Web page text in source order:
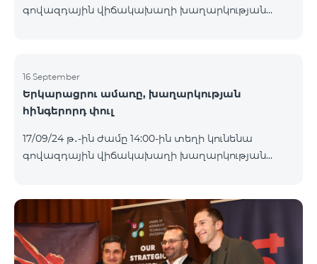
գովազդային վիճակախաղի խաղարկության
քարտի` TeamTok կանխավճարային
սակագնային փաթեթի հեռախոսահամարով։
Հաղթող հեռախոսահամարներն ընտրվելու են
Հետևեք մեզ Team-ի Facebook-յան և YouTube-յան
ալիքների պաշտոնական էջերում: Մանրամասն
https://www.telecomarmenia.am/hy/B2S?s
16 September
Երկարացրու ամառը, խաղարկության
հինգերորդ փուլ
17/09/24 թ․-ին ժամը 14:00-ին տեղի կունենա
գովազդային վիճակախաղի խաղարկության
պրոմոյի շրջանակներում տրամադրվող SIM
քարտի` TeamTok կանխավճարային
սակագնային փաթեթի հեռախոսահամարով։
Հաղթող հեռախոսահամարներն ընտրվելու են